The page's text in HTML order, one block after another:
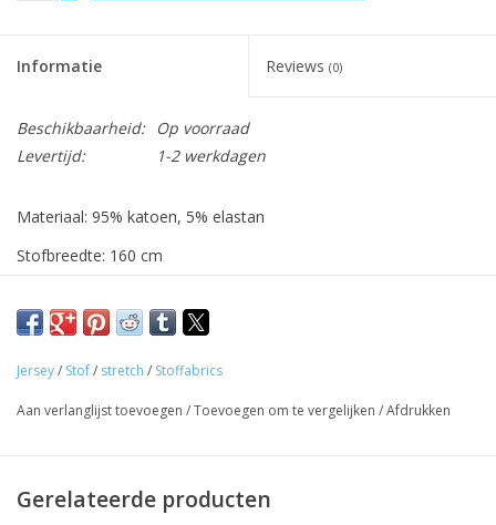
Informatie Reviews (0)
Beschikbaarheid:
Op voorraad
Levertijd:
1-2 werkdagen
Materiaal: 95% katoen, 5% elastan
Stofbreedte: 160 cm
Gewicht: 205 g
De stof wordt verkocht per 10 cm. Indien je 1 m wenst, geef
dan '10' in bij aantal, de stof wordt uiteraard uit één geheel
bijpassende garen voor.
Jersey/ Stof/ stretch / Stoffabrics
Aan verlanglijst toevoegen /Toevoegen om te vergelijken /Afdrukken
Gerelateerde producten